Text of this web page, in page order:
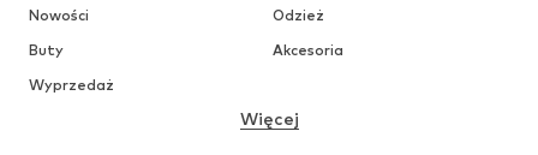
Nowości
Odzież
Buty
Akcesoria
Wyprzedaż
Więcej